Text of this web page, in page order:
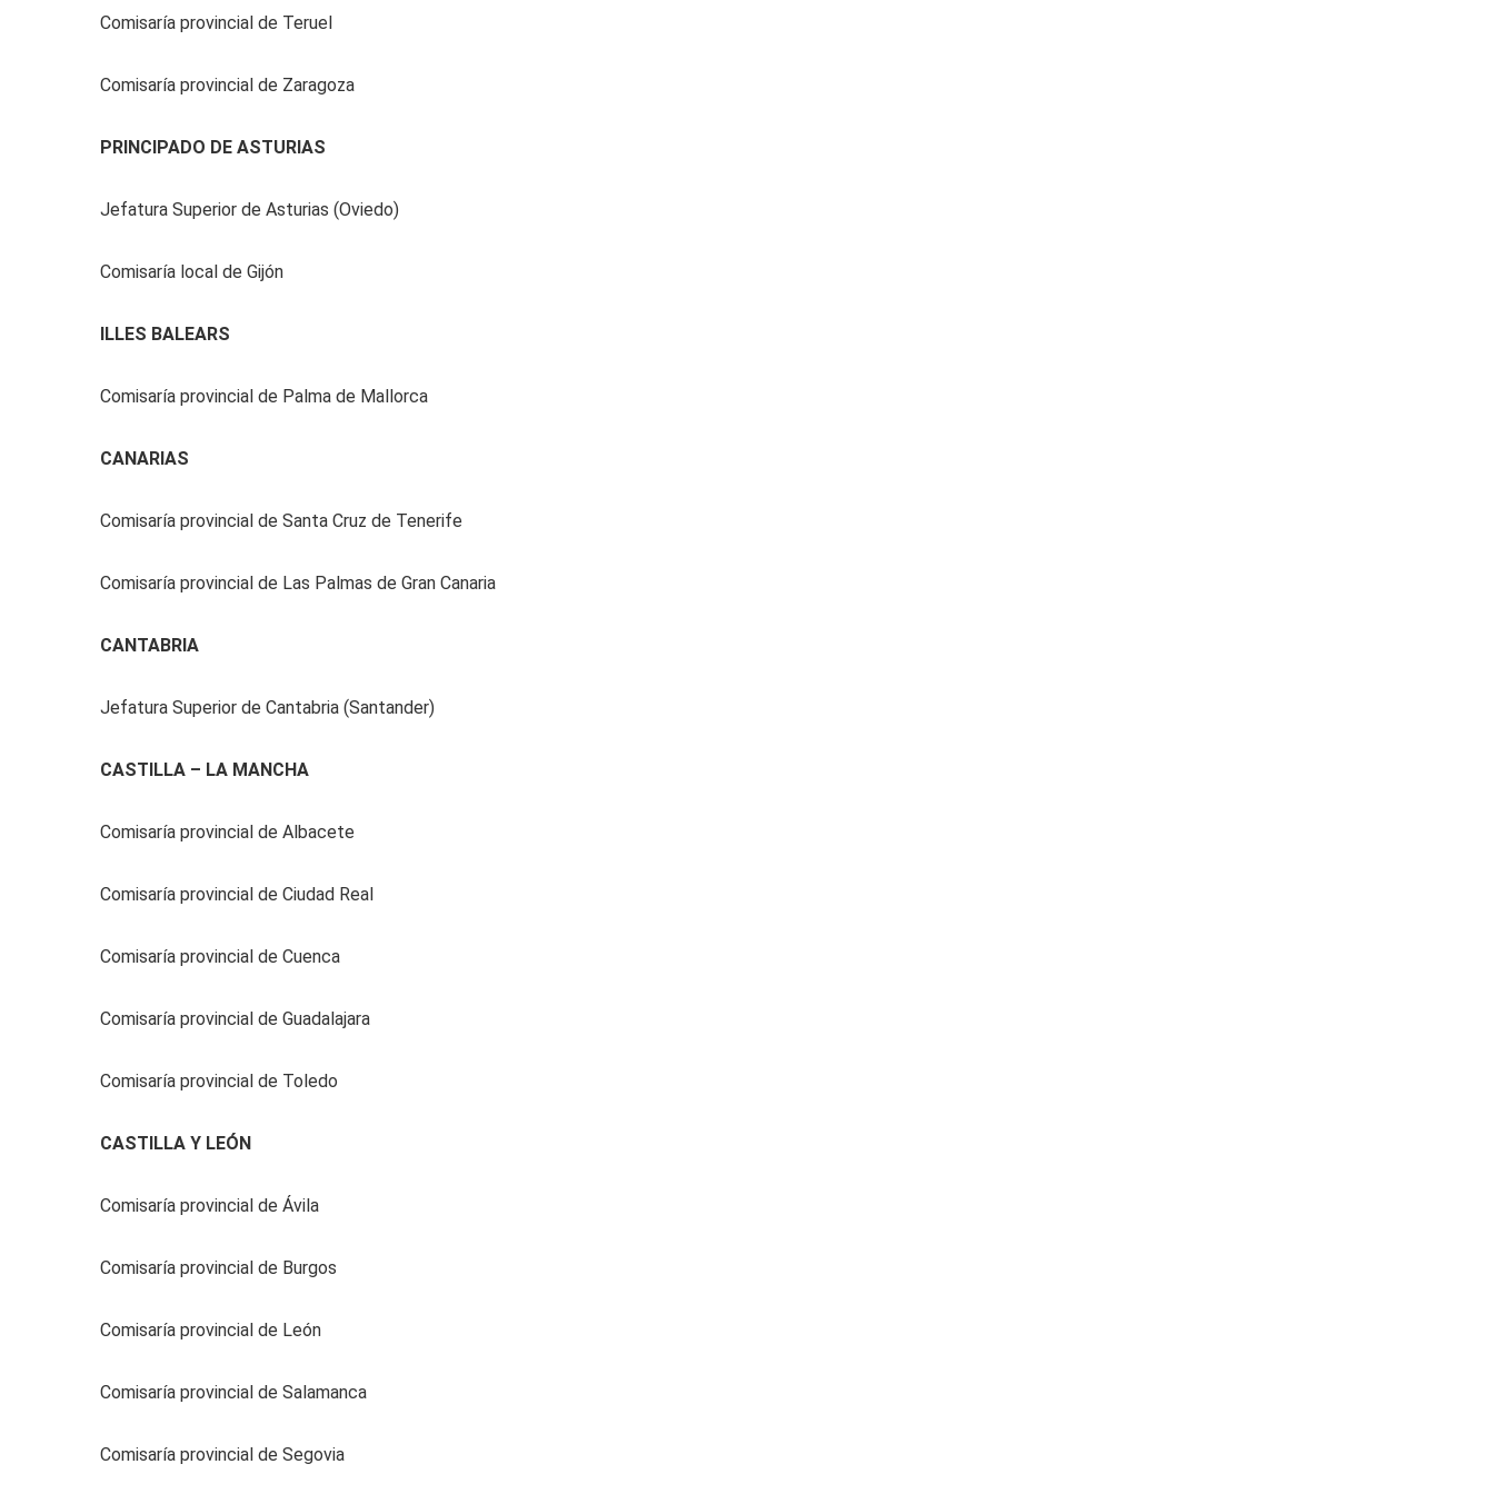
Comisaría provincial de Teruel
Comisaría provincial de Zaragoza
PRINCIPADO DE ASTURIAS
Jefatura Superior de Asturias (Oviedo)
Comisaría local de Gijón
ILLES BALEARS
Comisaría provincial de Palma de Mallorca
CANARIAS
Comisaría provincial de Santa Cruz de Tenerife
Comisaría provincial de Las Palmas de Gran Canaria
CANTABRIA
Jefatura Superior de Cantabria (Santander)
CASTILLA – LA MANCHA
Comisaría provincial de Albacete
Comisaría provincial de Ciudad Real
Comisaría provincial de Cuenca
Comisaría provincial de Guadalajara
Comisaría provincial de Toledo
CASTILLA Y LEÓN
Comisaría provincial de Ávila
Comisaría provincial de Burgos
Comisaría provincial de León
Comisaría provincial de Salamanca
Comisaría provincial de Segovia